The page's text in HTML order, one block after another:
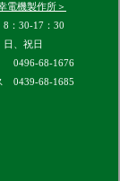
電機製作所＞
：30-17：30
、祝日
68-1676
0439-68-1685